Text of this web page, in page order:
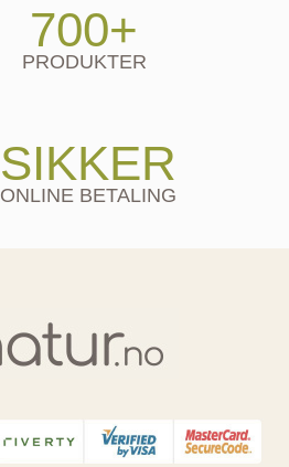
700+
PRODUKTER
SIKKER
ONLINE BETALING